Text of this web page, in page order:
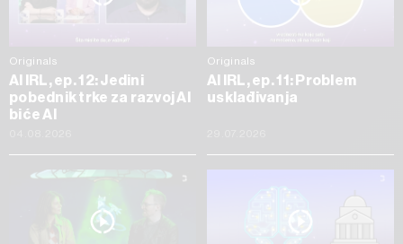
Originals
AI IRL, ep. 12: Jedini
pobednik trke za razvoj AI
biće AI
Originals
AI IRL, ep. 11: Problem
usklađivanja